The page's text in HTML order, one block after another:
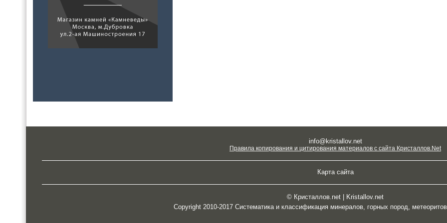
info@kristallov.net
Правила копирования и цитирования материалов с сайта Кристаллов.Net
Карта сайта
© Кристаллов.net | Kristallov.net
Copyright 2010-2017 Систематика и классификация минералов, горных пород,